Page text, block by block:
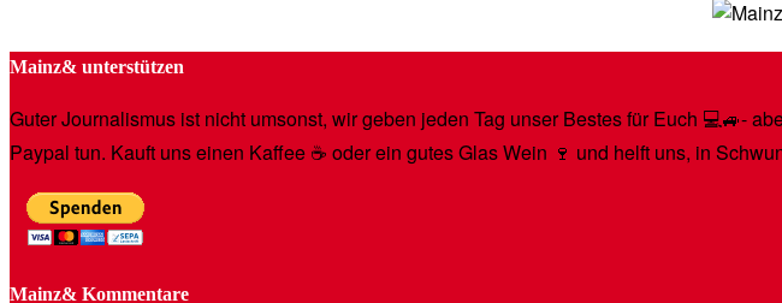
Mainz& unterstützen
Guter Journalismus ist nicht umsonst, wir geben jeden Tag unser Bestes für Euch 💻🚙-
Paypal tun. Kauft uns einen Kaffee ☕️ oder ein gutes Glas Wein 🍷 und helft uns, in
Mainz& Kommentare